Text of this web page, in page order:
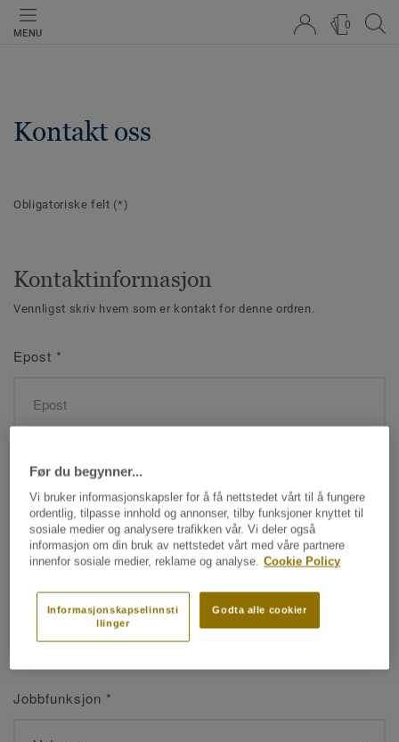
MENU
0
Kontakt oss
Obligatoriske felt (*)
Kontaktinformasjon
Vennligst skriv hvem som er kontakt for denne ordren.
Epost *
Navn*
Jobbfunksjon *
Før du begynner...
Vi bruker informasjonskapsler for å få nettstedet vårt til å fungere
ordentlig, tilpasse innhold og annonser, tilby funksjoner knyttet til
sosiale medier og analysere trafikken vår. Vi deler også
informasjon om din bruk av nettstedet vårt med våre partnere
innenfor sosiale medier, reklame og analyse. Cookie Policy
Godta alle cookier
Informasjonskapselinnsti
llinger